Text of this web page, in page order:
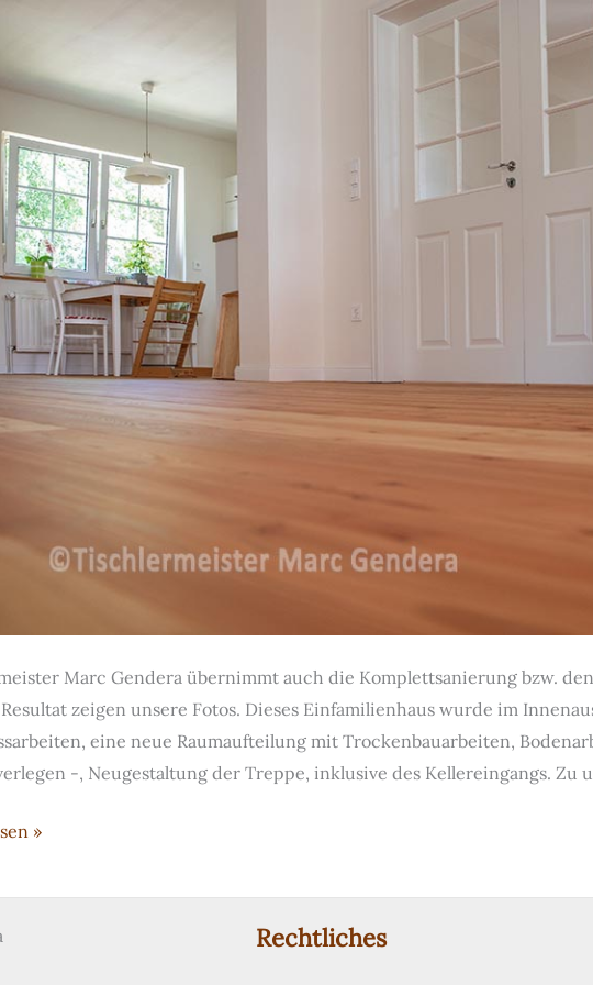
Marc Gendera übernimmt auch die Komplettsanierung bzw.
zeigen unsere Fotos. Dieses Einfamilienhaus wurde im
eine neue Raumaufteilung mit Trockenbauarbeiten,
-, Neugestaltung der Treppe, inklusive des Kellereingangs. Zu
»
Rechtliches